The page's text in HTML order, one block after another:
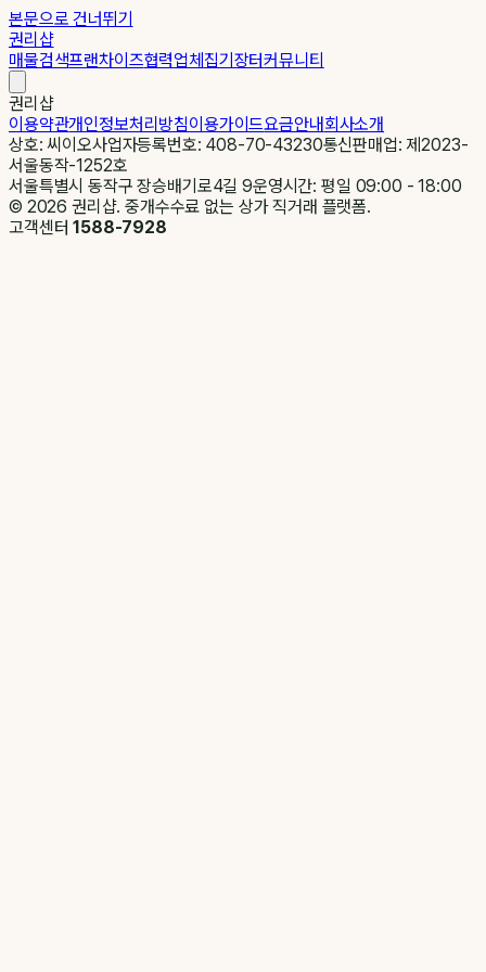
본문으로 건너뛰기
권리샵
매물검색프랜차이즈협력업체집기장터커뮤니티
권리샵
이용약관개인정보처리방침이용가이드요금안내회사소개
상호: 씨이오사업자등록번호: 408-70-43230통신판매업: 제2023-
서울동작-1252호
서울특별시 동작구 장승배기로4길 9운영시간: 평일 09:00 - 18:00
© 2026 권리샵. 중개수수료 없는 상가 직거래 플랫폼.
고객센터1588-7928